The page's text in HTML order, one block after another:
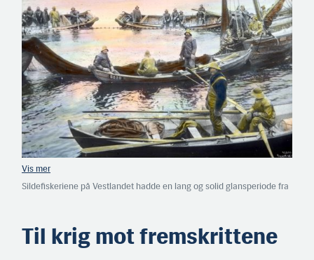
Sildefiskeriene på Vestlandet hadde en lang og solid glansperiode fra
Til krig mot fremskrittene